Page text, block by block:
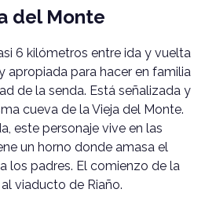
del Monte
6 kilómetros entre ida y vuelta
apropiada para hacer en familia
de la senda. Está señalizada y
cueva de la Vieja del Monte.
este personaje vive en las
un horno donde amasa el
los padres. El comienzo de la
viaducto de Riaño.